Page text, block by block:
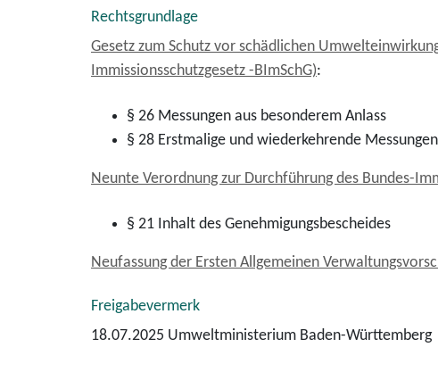
Rechtsgrundlage
Gesetz zum Schutz vor schädlichen
Immissionsschutzgesetz -BImSchG):
§ 26 Messungen aus besonderem Anlass
§ 28 Erstmalige und wiederkehrende
Neunte Verordnung zur Durchführung des Bundes-
§ 21 Inhalt des Genehmigungsbescheides
Neufassung der Ersten Allgemeinen
Freigabevermerk
18.07.2025 Umweltministerium Baden-Württemberg